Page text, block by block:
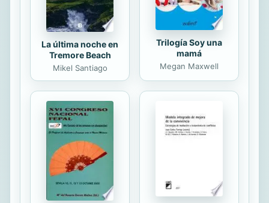
La última noche en
Tremore Beach
Mikel Santiago
Trilogía Soy una
mamá
Megan Maxwell